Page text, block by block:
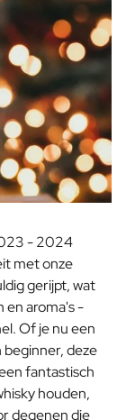
- 2024
met onze
gerijpt, wat
en aroma's -
Of je nu een
deze
fantastisch
houden,
degenen die